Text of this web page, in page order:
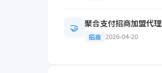
🤝 聚合支付招商加盟代理
招商 2026-04-20